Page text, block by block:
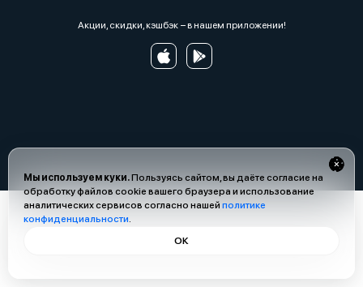
Мы используем куки.Пользуясь сайтом, вы даёте согласие на
обработку файлов cookie вашего браузера и использование
аналитических сервисов согласно нашей политике
конфиденциальности.
ОК
Акции, скидки, кэшбэк − в нашем приложении!